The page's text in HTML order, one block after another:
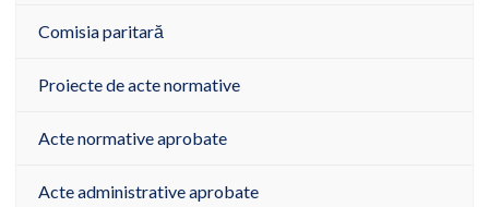
Comisia paritară
Proiecte de acte normative
Acte normative aprobate
Acte administrative aprobate